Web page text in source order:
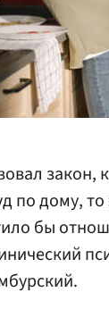
по дому,
бы